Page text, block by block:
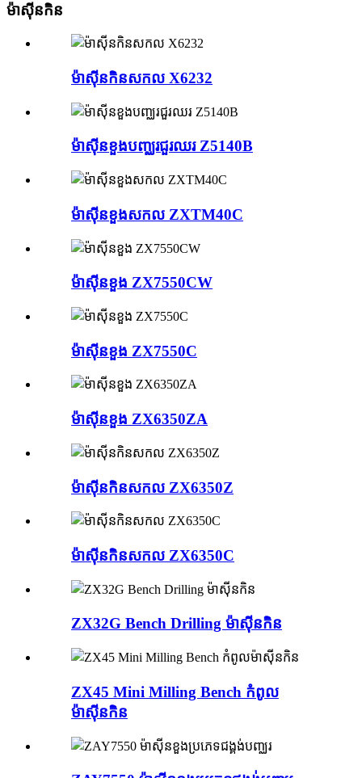
ម៉ាស៊ីនកិន
ម៉ាស៊ីនកិនសកល X6232
ម៉ាស៊ីនខួងបញ្ឈរជួរឈរ Z5140B
ម៉ាស៊ីនខួងសកល ZXTM40C
ម៉ាស៊ីនខួង ZX7550CW
ម៉ាស៊ីនខួង ZX7550C
ម៉ាស៊ីនខួង ZX6350ZA
ម៉ាស៊ីនកិនសកល ZX6350Z
ម៉ាស៊ីនកិនសកល ZX6350C
ZX32G Bench Drilling ម៉ាស៊ីនកិន
ZX45 Mini Milling Bench កំពូល
ម៉ាស៊ីនកិន